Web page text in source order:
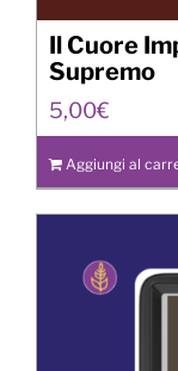
Il Cuore
Supremo
5,00€
Aggiungi al